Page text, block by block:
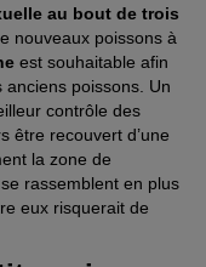
au bout de trois
nouveaux poissons à
est souhaitable afin
anciens poissons. Un
contrôle des
être recouvert d’une
la zone de
rassemblent en plus
eux risquerait de